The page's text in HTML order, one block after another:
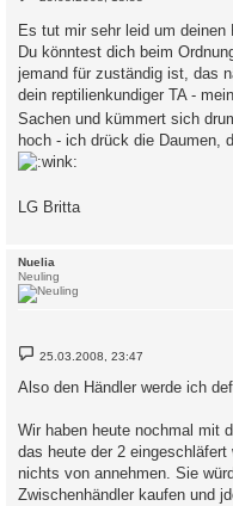
e
t
r
g
Es tut mir sehr leid um
Du könntest dich beim
jemand für zuständig ist, das
dein reptilienkundiger TA -
Sachen und kümmert sich
hoch - ich drück die Daumen,
LG Britta
Nuelia
Neuling
B
t
g
25.03.2008, 23:47
Also den Händler werde ich
Wir haben heute nochmal mit
das heute der 2
nichts von annehmen. Sie
Zwischenhändler kaufen und